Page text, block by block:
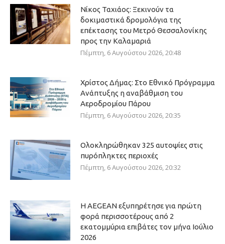
Νίκος Ταχιάος: Ξεκινούν τα
δοκιμαστικά δρομολόγια της
επέκτασης του Μετρό Θεσσαλονίκης
προς την Καλαμαριά
Πέμπτη, 6 Αυγούστου 2026, 20:48
Χρίστος Δήμας: Στο Εθνικό Πρόγραμμα
Ανάπτυξης η αναβάθμιση του
Αεροδρομίου Πάρου
Πέμπτη, 6 Αυγούστου 2026, 20:35
Ολοκληρώθηκαν 325 αυτοψίες στις
πυρόπληκτες περιοχές
Πέμπτη, 6 Αυγούστου 2026, 20:32
Η AEGEAN εξυπηρέτησε για πρώτη
φορά περισσοτέρους από 2
εκατομμύρια επιβάτες τον μήνα Ιούλιο
2026